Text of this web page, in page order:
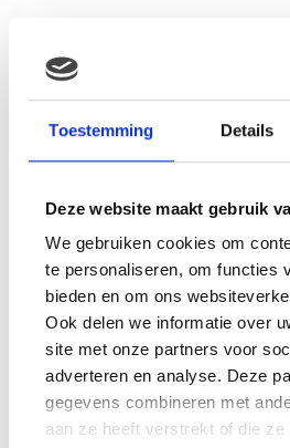
Toestemming Details
Deze website maakt gebruik
We gebruiken cookies om
te personaliseren, om functies
bieden en om ons
Ook delen we informatie over
site met onze partners voor
adverteren en analyse. Deze
gegevens combineren met
aan ze heeft verstrekt of die ze
Gerelateerde producten
set
€